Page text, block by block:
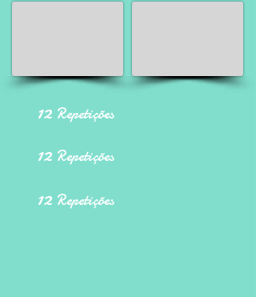
12 Repetições
12 Repetições
12 Repetições